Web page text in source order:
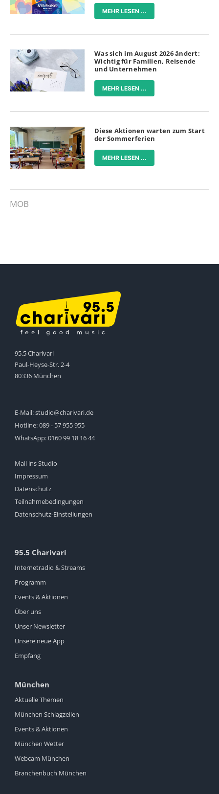
MEHR LESEN ...
Was sich im August 2026 ändert:
Wichtig für Familien, Reisende
und Unternehmen
MEHR LESEN ...
Diese Aktionen warten zum Start
der Sommerferien
MEHR LESEN ...
MOB
95.5 Charivari
Paul-Heyse-Str. 2-4
80336 München
E-Mail:studio@charivari.de
Hotline:089 - 57 955 955
WhatsApp:0160 99 18 16 44
Mail ins Studio
Impressum
Datenschutz
Teilnahmebedingungen
Datenschutz-Einstellungen
95.5 Charivari
Internetradio & Streams
Programm
Events & Aktionen
Über uns
Unser Newsletter
Unsere neue App
Empfang
München
Aktuelle Themen
München Schlagzeilen
Events & Aktionen
München Wetter
Webcam München
Branchenbuch München